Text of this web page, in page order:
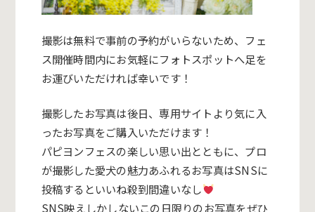
撮影は無料で事前の予約がいらないため、フェ
ス開催時間内にお気軽にフォトスポットへ足を
お運びいただければ幸いです！
撮影したお写真は後日、専用サイトより気に入
ったお写真をご購入いただけます！
パピヨンフェスの楽しい思い出とともに、プロ
が撮影した愛犬の魅力あふれるお写真はSNSに
投稿するといいね殺到間違いなし
SNS映えしかしないこの日限りのお写真をぜひ